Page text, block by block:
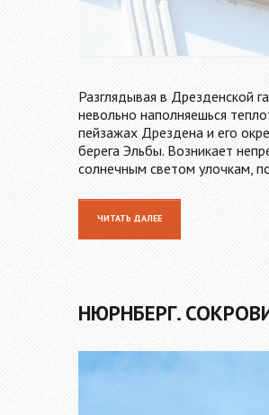
Разглядывая в Дрезденской
невольно наполняешься
пейзажах Дрездена и его
берега Эльбы. Возникает
солнечным светом улочкам,
ЧИТАТЬ ДАЛЕЕ
НЮРНБЕРГ.